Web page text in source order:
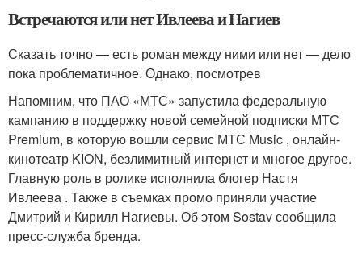
Встречаются или нет Ивлеева и Нагиев
Сказать точно — есть роман между ними или нет — дело
пока проблематичное. Однако, посмотрев
Напомним, что ПАО «МТС» запустила федеральную
кампанию в поддержку новой семейной подписки МТС
Premium, в которую вошли сервис МТС Music , онлайн-
кинотеатр KION, безлимитный интернет и многое другое.
Главную роль в ролике исполнила блогер Настя
Ивлеева . Также в съемках промо приняли участие
Дмитрий и Кирилл Нагиевы. Об этом Sostav сообщила
пресс-служба бренда.